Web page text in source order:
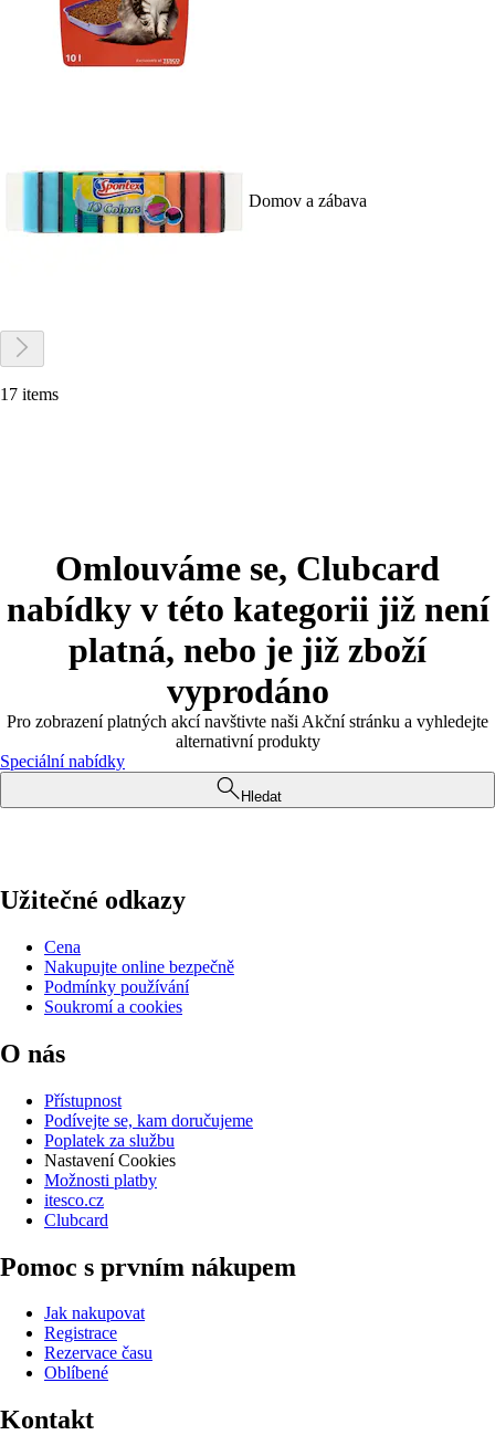
Domov a zábava
17 items
Omlouváme se, Clubcard
nabídky v této kategorii již není
platná, nebo je již zboží
vyprodáno
Pro zobrazení platných akcí navštivte naši Akční stránku a vyhledejte
alternativní produkty
Speciální nabídky
Hledat
Užitečné odkazy
Cena
Nakupujte online bezpečně
Podmínky používání
Soukromí a cookies
O nás
Přístupnost
Podívejte se, kam doručujeme
Poplatek za službu
Nastavení Cookies
Možnosti platby
itesco.cz
Clubcard
Pomoc s prvním nákupem
Jak nakupovat
Registrace
Rezervace času
Oblíbené
Kontakt